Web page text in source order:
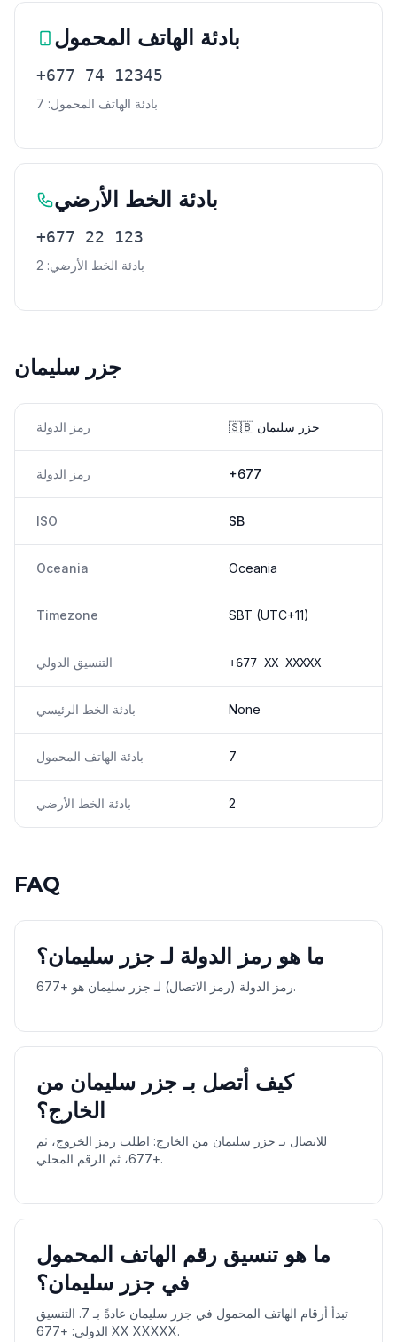
بادئة الهاتف المحمول
+677 74 12345
بادئة الهاتف المحمول: 7
بادئة الخط الأرضي
+677 22 123
بادئة الخط الأرضي: 2
جزر سليمان
رمز الدولة 🇸🇧 جزر سليمان
رمز الدولة +677
ISO SB
Oceania Oceania
Timezone SBT (UTC+11)
التنسيق الدولي +677 XX XXXXX
بادئة الخط الرئيسي None
بادئة الهاتف المحمول 7
بادئة الخط الأرضي 2
FAQ
ما هو رمز الدولة لـ جزر سليمان؟
رمز الدولة (رمز الاتصال) لـ جزر سليمان هو +677.
كيف أتصل بـ جزر سليمان من
الخارج؟
للاتصال بـ جزر سليمان من الخارج: اطلب رمز الخروج، ثم
+677، ثم الرقم المحلي.
ما هو تنسيق رقم الهاتف المحمول
في جزر سليمان؟
تبدأ أرقام الهاتف المحمول في جزر سليمان عادةً بـ 7. التنسيق
الدولي: +677 XX XXXXX.